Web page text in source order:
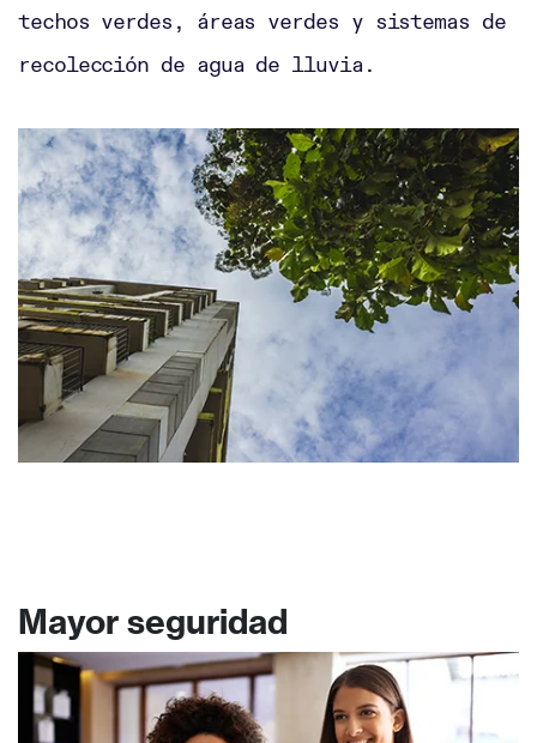
techos verdes, áreas verdes y sistemas de
recolección de agua de lluvia.
Mayor seguridad